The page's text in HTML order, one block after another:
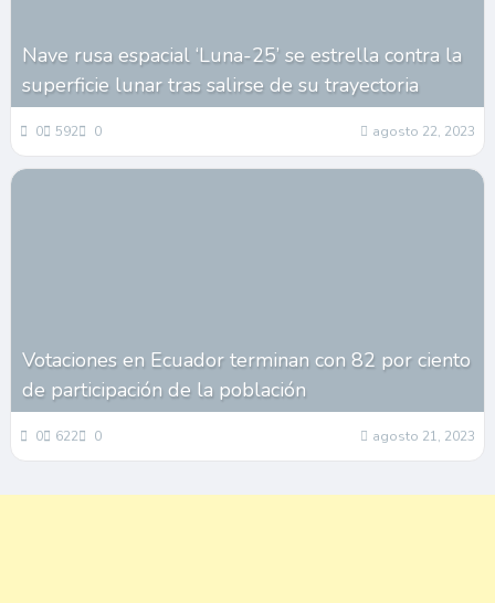
Nave rusa espacial ‘Luna-25’ se estrella contra la
superficie lunar tras salirse de su trayectoria
0 592 0 agosto 22, 2023
Votaciones en Ecuador terminan con 82 por ciento
de participación de la población
0 622 0 agosto 21, 2023